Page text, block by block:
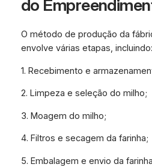
do
O método de produção da
envolve várias etapas, incluindo:
1. Recebimento e
2. Limpeza e seleção do milho;
3. Moagem do milho;
4. Filtros e secagem da farinha;
5. Embalagem e envio da